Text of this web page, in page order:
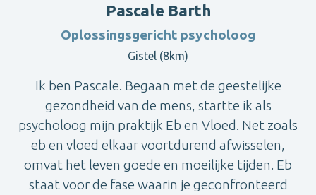
Pascale Barth
Oplossingsgericht psycholoog
Gistel (8km)
Ik ben Pascale. Begaan met de geestelijke
gezondheid van de mens, startte ik als
psycholoog mijn praktijk Eb en Vloed. Net zoals
eb en vloed elkaar voortdurend afwisselen,
omvat het leven goede en moeilijke tijden. Eb
staat voor de fase waarin je geconfronteerd